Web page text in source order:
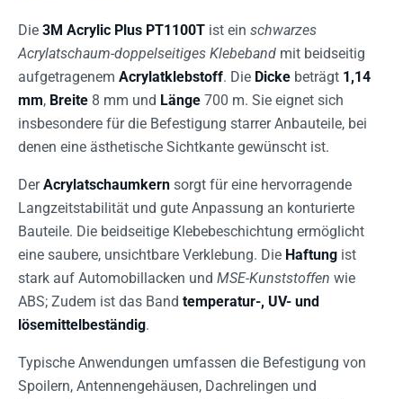
Die 3M Acrylic Plus PT1100T ist ein schwarzes
Acrylatschaum-doppelseitiges Klebeband mit beidseitig
aufgetragenem Acrylatklebstoff. Die Dicke beträgt 1,14
mm, Breite 8 mm und Länge 700 m. Sie eignet sich
insbesondere für die Befestigung starrer Anbauteile, bei
denen eine ästhetische Sichtkante gewünscht ist.
DerAcrylatschaumkern sorgt für eine hervorragende
Langzeitstabilität und gute Anpassung an konturierte
Bauteile. Die beidseitige Klebebeschichtung ermöglicht
eine saubere, unsichtbare Verklebung. Die Haftung ist
stark auf Automobillacken und MSE-Kunststoffen wie
ABS; Zudem ist das Band temperatur-, UV- und
lösemittelbeständig.
Typische Anwendungen umfassen die Befestigung von
Spoilern, Antennengehäusen, Dachrelingen und